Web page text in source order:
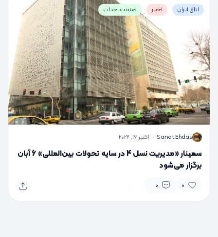
اتاق ایران اخبار صنعت احداث
S
Sanat Ehdas
· اکتبر 16, 2024
سمینار «مدیریت نسل 4 در سایه تحولات بین‌المللی» 6 آبان
برگزار می‌شود
0
0